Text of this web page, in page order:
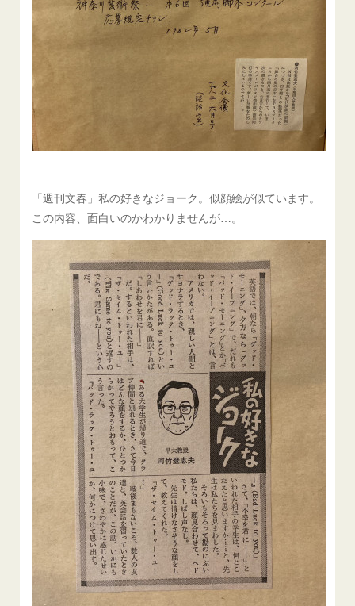
「週刊文春」私の好きなジョーク。似顔絵が似ています。
この内容、面白いのかわかりませんが…。